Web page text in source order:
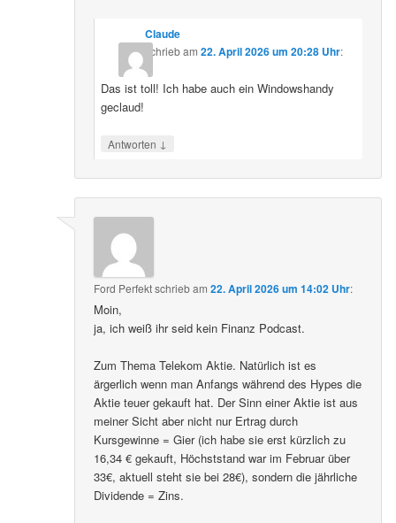
Claude
schriebam 22. April 2026 um 20:28 Uhr:
Das ist toll! Ich habe auch ein Windowshandy
geclaud!
Antworten ↓
Ford Perfektschriebam22. April 2026 um 14:02 Uhr:
Moin,
ja, ich weiß ihr seid kein Finanz Podcast.
Zum Thema Telekom Aktie. Natürlich ist es
ärgerlich wenn man Anfangs während des Hypes die
Aktie teuer gekauft hat. Der Sinn einer Aktie ist aus
meiner Sicht aber nicht nur Ertrag durch
Kursgewinne = Gier (ich habe sie erst kürzlich zu
16,34 € gekauft, Höchststand war im Februar über
33€, aktuell steht sie bei 28€), sondern die jährliche
Dividende = Zins.